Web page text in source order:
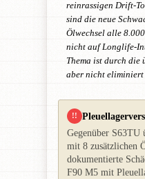
reinrassigen Drift-
sind die neue
Ölwechsel alle
nicht auf Longlife-
Thema ist durch die
aber nicht
!!
Gegenüber S63TU
mit 8 zusätzlichen
dokumentierte
F90 M5 mit